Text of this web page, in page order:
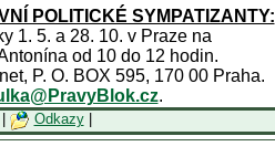
POLITICKÉ SYMPATIZANTY:
1. 5. a 28. 10. v Praze na
od 10 do 12 hodin.
P. O. BOX 595, 170 00 Praha.
.
Odkazy|